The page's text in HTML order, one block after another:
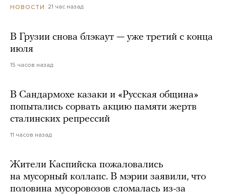
НОВОСТИ 21 час назад
В Грузии снова блэкаут — уже третий с конца
июля
15 часов назад
В Сандармохе казаки и «Русская община»
попытались сорвать акцию памяти жертв
сталинских репрессий
11 часов назад
Жители Каспийска пожаловались
на мусорный коллапс. В мэрии заявили, что
половина мусоровозов сломалась из-за